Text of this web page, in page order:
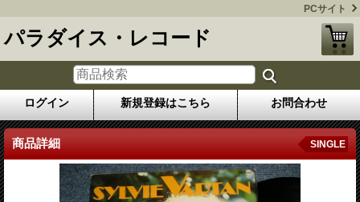
PCサイト
パラダイス・レコード
ログイン 新規登録はこちら お問合わせ
商品詳細 SINGLE